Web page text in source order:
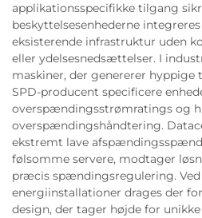
applikationsspecifikke tilgang
beskyttelsesenhederne
eksisterende infrastruktur uden
eller ydelsesnedsættelser. I
maskiner, der genererer hyppige
SPD-producent specificere
overspændingsstrømratings og
overspændingshåndtering.
ekstremt lave
følsomme servere, modtager
præcis spændingsregulering. Ved
energiinstallationer drages der
design, der tager højde for